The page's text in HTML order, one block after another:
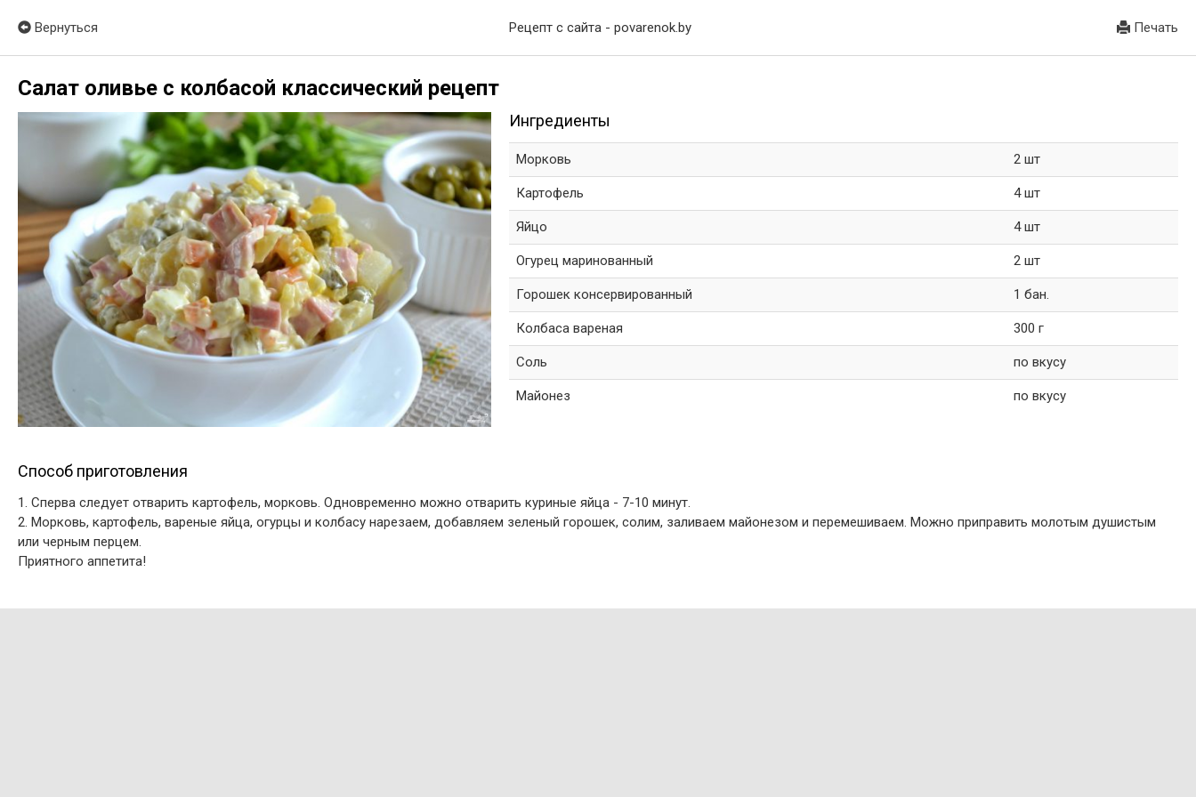
Вернуться Рецепт с сайта - povarenok.by Печать
Салат оливье с колбасой классический рецепт
Ингредиенты
Морковь 2 шт
Картофель 4 шт
Яйцо 4 шт
Огурец маринованный 2 шт
Горошек консервированный 1 бан.
Колбаса вареная 300 г
Соль по вкусу
Майонез по вкусу
Способ приготовления
1. Сперва следует отварить картофель, морковь. Одновременно можно отварить куриные яйца - 7-10 минут.
2. Морковь, картофель, вареные яйца, огурцы и колбасу нарезаем, добавляем зеленый горошек, солим, заливаем майонезом и перемешиваем. Можно приправить молотым душистым
или черным перцем.
Приятного аппетита!